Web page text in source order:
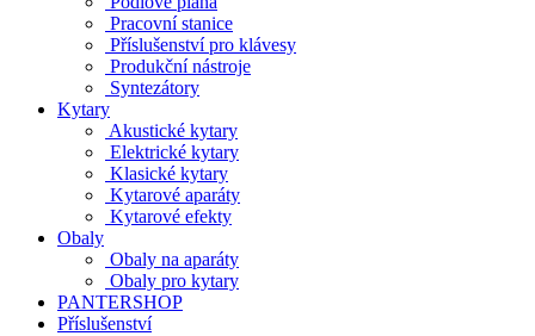
Pracovní stanice
Příslušenství pro klávesy
Produkční nástroje
Syntezátory
Kytary
Akustické kytary
Elektrické kytary
Klasické kytary
Kytarové aparáty
Kytarové efekty
Obaly
Obaly na aparáty
Obaly pro kytary
PANTERSHOP
Příslušenství